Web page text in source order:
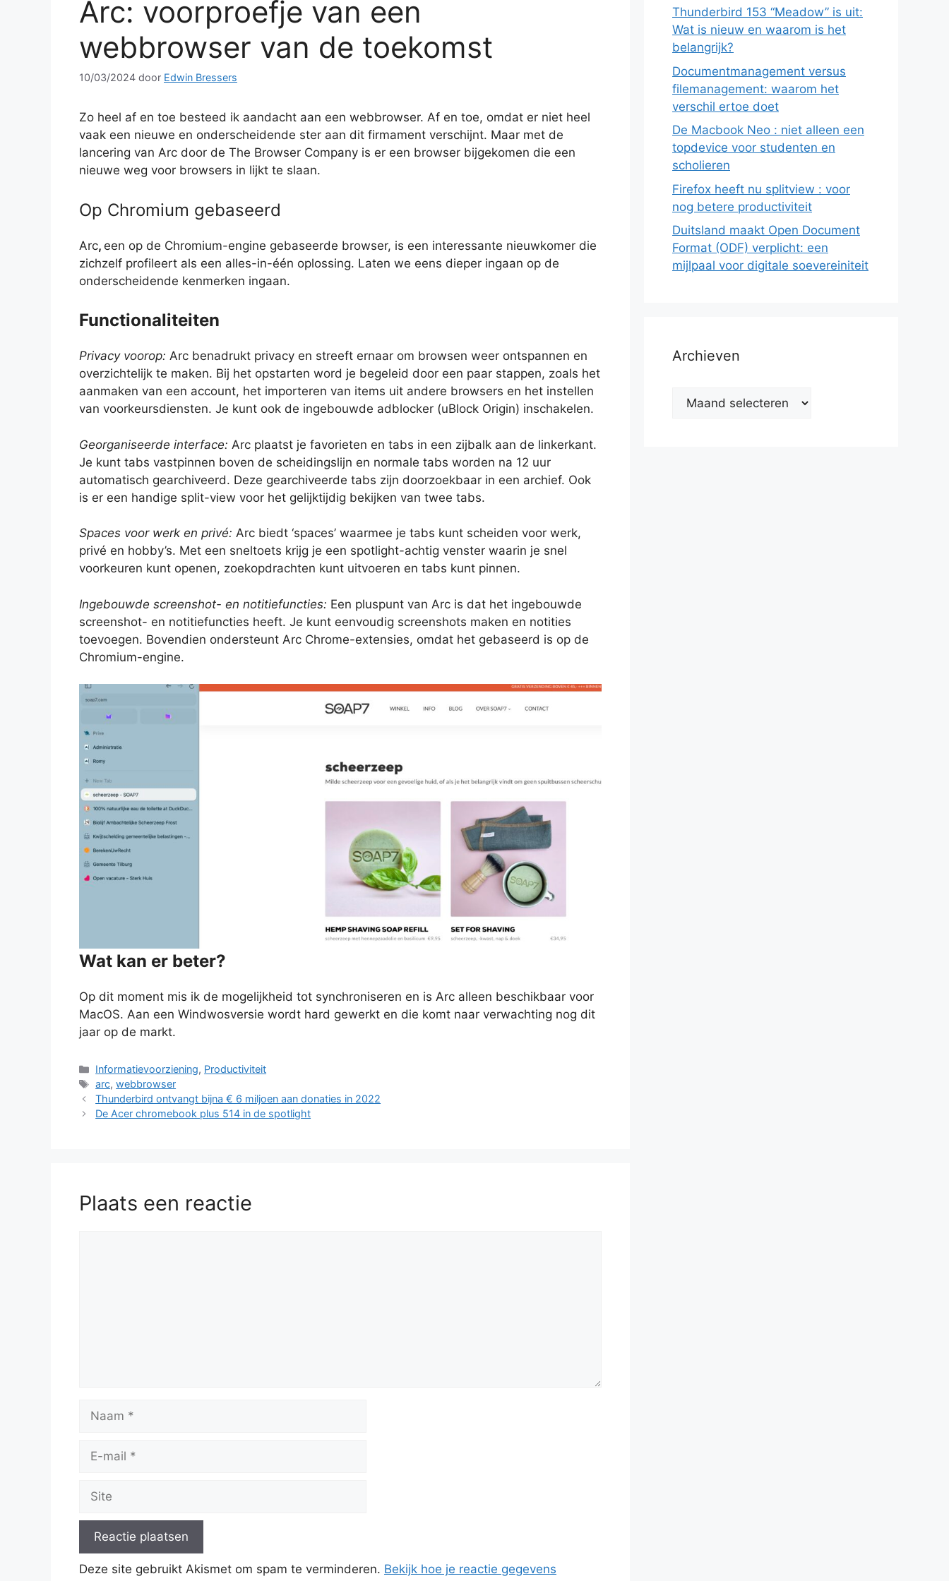
Arc: voorproefje van een
webbrowser van de toekomst
10/03/2024 door Edwin Bressers
Zo heel af en toe besteed ik aandacht aan een webbrowser. Af en toe, omdat er niet heel
vaak een nieuwe en onderscheidende ster aan dit firmament verschijnt. Maar met de
lancering van Arc door de The Browser Company is er een browser bijgekomen die een
nieuwe weg voor browsers in lijkt te slaan.
Op Chromium gebaseerd
Arc, een op de Chromium-engine gebaseerde browser, is een interessante nieuwkomer die
zichzelf profileert als een alles-in-één oplossing. Laten we eens dieper ingaan op de
onderscheidende kenmerken ingaan.
Functionaliteiten
Privacy voorop: Arc benadrukt privacy en streeft ernaar om browsen weer ontspannen en
overzichtelijk te maken. Bij het opstarten word je begeleid door een paar stappen, zoals het
aanmaken van een account, het importeren van items uit andere browsers en het instellen
van voorkeursdiensten. Je kunt ook de ingebouwde adblocker (uBlock Origin) inschakelen.
Georganiseerde interface: Arc plaatst je favorieten en tabs in een zijbalk aan de linkerkant.
Je kunt tabs vastpinnen boven de scheidingslijn en normale tabs worden na 12 uur
automatisch gearchiveerd. Deze gearchiveerde tabs zijn doorzoekbaar in een archief. Ook
is er een handige split-view voor het gelijktijdig bekijken van twee tabs.
Spaces voor werk en privé: Arc biedt ‘spaces’ waarmee je tabs kunt scheiden voor werk,
privé en hobby’s. Met een sneltoets krijg je een spotlight-achtig venster waarin je snel
voorkeuren kunt openen, zoekopdrachten kunt uitvoeren en tabs kunt pinnen.
Ingebouwde screenshot- en notitiefuncties: Een pluspunt van Arc is dat het ingebouwde
screenshot- en notitiefuncties heeft. Je kunt eenvoudig screenshots maken en notities
toevoegen. Bovendien ondersteunt Arc Chrome-extensies, omdat het gebaseerd is op de
Chromium-engine.
Wat kan er beter?
Op dit moment mis ik de mogelijkheid tot synchroniseren en is Arc alleen beschikbaar voor
MacOS. Aan een Windwosversie wordt hard gewerkt en die komt naar verwachting nog dit
jaar op de markt.
Categorieën
Informatievoorziening, Productiviteit
Tags
arc,webbrowser
Thunderbird ontvangt bijna € 6 miljoen aan donaties in 2022
De Acer chromebook plus 514 in de spotlight
Plaats een reactie
Naam
Site
Deze site gebruikt Akismet om spam te verminderen. Bekijk hoe je reactie gegevens
Thunderbird 153 “Meadow” is uit:
Wat is nieuw en waarom is het
belangrijk?
Documentmanagement versus
filemanagement: waarom het
verschil ertoe doet
De Macbook Neo : niet alleen een
topdevice voor studenten en
scholieren
Firefox heeft nu splitview : voor
nog betere productiviteit
Duitsland maakt Open Document
Format (ODF) verplicht: een
mijlpaal voor digitale soevereiniteit
Archieven
Archieven